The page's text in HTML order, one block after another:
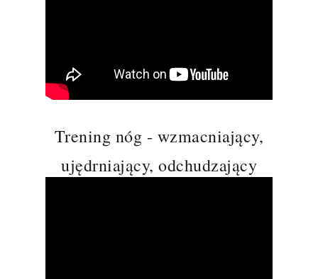
Trening nóg - wzmacniający,
ujędrniający, odchudzający